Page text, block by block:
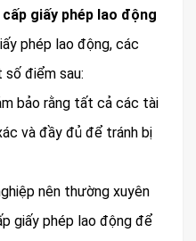
giấy phép lao động
phép lao động, các
số điểm sau:
bảo rằng tất cả các tài
và đầy đủ để tránh bị
nên thường xuyên
giấy phép lao động để